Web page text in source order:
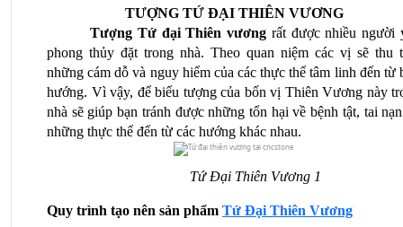
TƯỢNG TỨ ĐẠI THIÊN VƯƠNG
Tượng Tứ đại Thiên vương rất được nhiều người
phong thủy đặt trong nhà. Theo quan niệm các vị sẽ thu
những cám dỗ và nguy hiểm của các thực thể tâm linh đến từ
hướng. Vì vậy, để biểu tượng của bốn vị Thiên Vương này
nhà sẽ giúp bạn tránh được những tổn hại về bệnh tật, tai
những thực thể đến từ các hướng khác nhau.
Tứ Đại Thiên Vương 1
Quy trình tạo nên sản phẩm Tứ Đại Thiên Vương